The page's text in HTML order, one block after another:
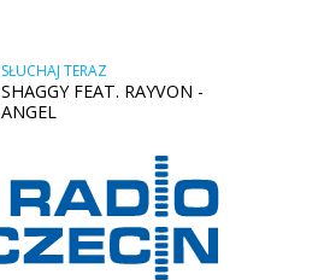
SŁUCHAJ TERAZ
SHAGGY FEAT. RAYVON -
ANGEL